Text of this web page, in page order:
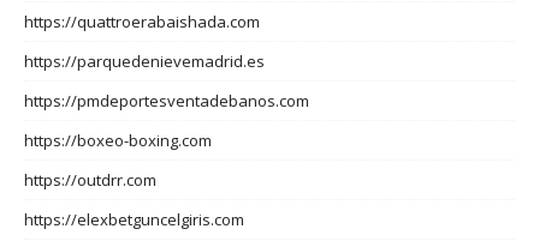
https://quattroerabaishada.com
https://parquedenievemadrid.es
https://pmdeportesventadebanos.com
https://boxeo-boxing.com
https://outdrr.com
https://elexbetguncelgiris.com